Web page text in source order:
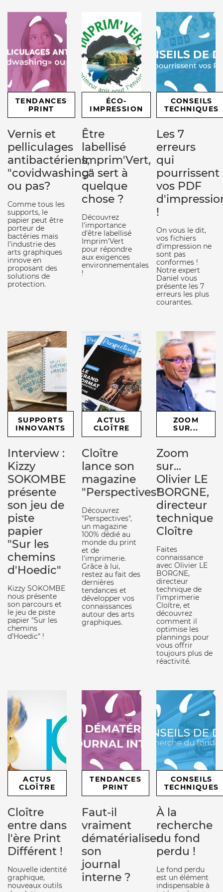
TENDANCES
PRINT
Vernis et
pelliculages
antibactériens,
"covidwashing"
ou pas?
Comme tous les
supports, le
papier peut être
porteur de
bactéries mais
l’industrie des
arts graphiques
innove en
proposant des
solutions de
protection.
ÉCO-
IMPRESSION
Être
labellisé
Imprim'Vert,
ça sert à
quelque
chose ?
Découvrez
l'importance
d'être labellisé
Imprim'Vert
pour répondre
aux exigences
environnementales
!
CONSEILS
TECHNIQUES
Les 7
erreurs
qui
pourrissent
vos PDF
!
On vous le dit,
vos fichiers
d'impression ne
sont pas
conformes !
Notre expert
Daniel vous
présente les 7
erreurs les plus
courantes.
SUPPORTS
INNOVANTS
Interview :
Kizzy
SOKOMBE
présente
son jeu de
piste
papier
"Sur les
chemins
d'Hoedic"
Kizzy SOKOMBE
nous présente
son parcours et
le jeu de piste
papier "Sur les
chemins
d'Hoedic" !
ACTUS
CLOÎTRE
Cloître
lance son
magazine
"Perspectives"
Découvrez
"Perspectives",
un magazine
100% dédié au
monde du print
et de
l'imprimerie.
Grâce à lui,
restez au fait des
dernières
tendances et
développer vos
connaissances
autour des arts
graphiques.
ZOOM
SUR...
Zoom
sur...
Olivier LE
BORGNE,
directeur
technique
Cloître
Faites
connaissance
avec Olivier LE
BORGNE,
directeur
technique de
l’imprimerie
Cloître, et
découvrez
comment il
optimise les
plannings pour
vous offrir
toujours plus de
réactivité.
ACTUS
CLOÎTRE
Cloître
entre dans
l'ère Print
Différent !
Nouvelle identité
graphique,
nouveaux outils
TENDANCES
PRINT
Faut-il
vraiment
dématérialiser
son
journal
interne ?
CONSEILS
TECHNIQUES
À la
recherche
du fond
perdu !
Le fond perdu
est un élément
indispensable à